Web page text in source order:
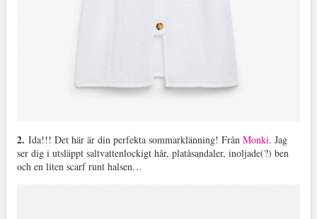
2. Ida!!! Det här är din perfekta sommarklänning! Från Monki. Jag
ser dig i utsläppt saltvattenlockigt hår, platåsandaler, inoljade(?) ben
och en liten scarf runt halsen…